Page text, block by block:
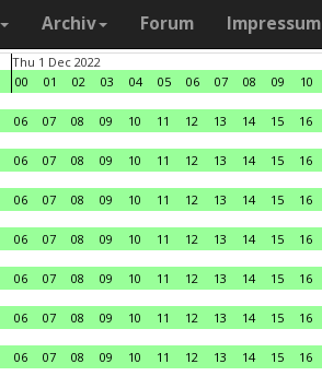
Archiv Forum Impressum
Thu 1 Dec 2022
00
01 02 03 04 05 06 07 08 09 10
06 07 08 09 10 11 12 13 14 15 16
06 07 08 09 10 11 12 13 14 15 16
06 07 08 09 10 11 12 13 14 15 16
06 07 08 09 10 11 12 13 14 15 16
06 07 08 09 10 11 12 13 14 15 16
06 07 08 09 10 11 12 13 14 15 16
06 07 08 09 10 11 12 13 14 15 16